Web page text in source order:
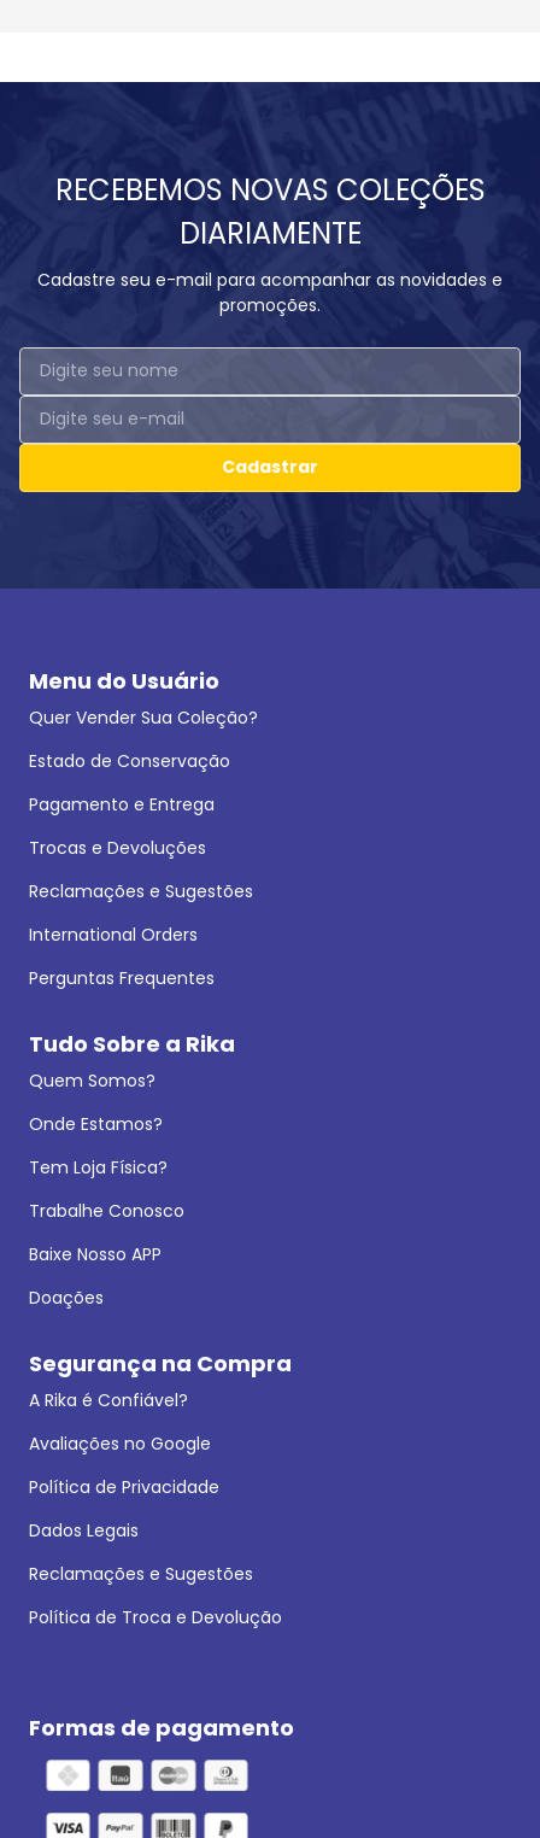
RECEBEMOS NOVAS COLEÇÕES
DIARIAMENTE
Cadastre seu e-mail para acompanhar as novidades e
promoções.
Cadastrar
Menu do Usuário
Quer Vender Sua Coleção?
Estado de Conservação
Pagamento e Entrega
Trocas e Devoluções
Reclamações e Sugestões
International Orders
Perguntas Frequentes
Tudo Sobre a Rika
Quem Somos?
Onde Estamos?
Tem Loja Física?
Trabalhe Conosco
Baixe Nosso APP
Doações
Segurança na Compra
A Rika é Confiável?
Avaliações no Google
Política de Privacidade
Dados Legais
Reclamações e Sugestões
Política de Troca e Devolução
Formas de pagamento